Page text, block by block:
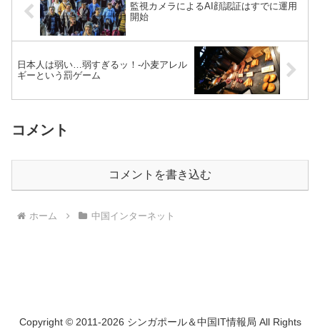
監視カメラによるAI顔認証はすでに運用
開始
日本人は弱い…弱すぎるッ！-小麦アレル
ギーという罰ゲーム
コメント
コメントを書き込む
ホーム 中国インターネット
Copyright © 2011-2026 シンガポール＆中国IT情報局 All Rights